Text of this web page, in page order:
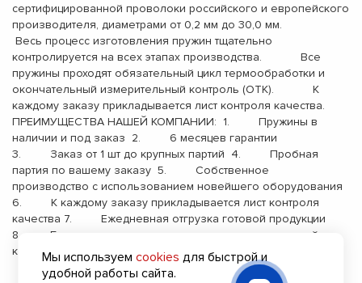
сертифицированной проволоки российского и европейского
производителя, диаметрами от 0,2 мм до 30,0 мм.
Весь процесс изготовления пружин тщательно
контролируется на всех этапах производства. Все
пружины проходят обязательный цикл термообработки и
окончательный измерительный контроль (ОТК). К
каждому заказу прикладывается лист контроля качества.
ПРЕИМУЩЕСТВА НАШЕЙ КОМПАНИИ: 1. Пружины в
наличии и под заказ 2. 6 месяцев гарантии
3. Заказ от 1 шт до крупных партий 4. Пробная
партия по вашему заказу 5. Собственное
производство с использованием новейшего оборудования
6. К каждому заказу прикладывается лист контроля
качества 7. Ежедневная отгрузка готовой продукции
8. Бесплатная доставка до терминала транспортной
компании 9. Опыт работы с 2000 года
Мы используемcookies для быстрой и
удобной работы сайта.